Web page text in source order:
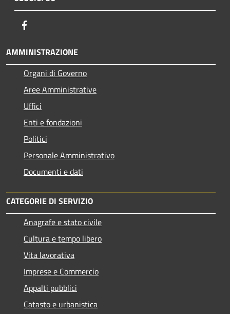
AMMINISTRAZIONE
Organi di Governo
Aree Amministrative
Uffici
Enti e fondazioni
Politici
Personale Amministrativo
Documenti e dati
CATEGORIE DI SERVIZIO
Anagrafe e stato civile
Cultura e tempo libero
Vita lavorativa
Imprese e Commercio
Appalti pubblici
Catasto e urbanistica